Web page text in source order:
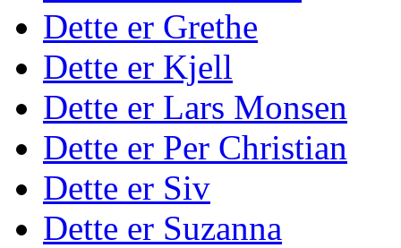
Dette er Grethe
Dette er Kjell
Dette er Lars Monsen
Dette er Per Christian
Dette er Siv
Dette er Suzanna